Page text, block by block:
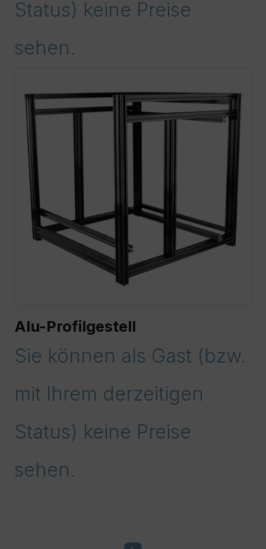
Status) keine Preise
sehen.
Alu-Profilgestell
Sie können als Gast (bzw.
mit Ihrem derzeitigen
Status) keine Preise
sehen.